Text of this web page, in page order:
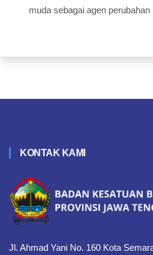
muda sebagai agen perubahan
KONTAK KAMI
Jl. Ahmad Yani No. 160 Kota